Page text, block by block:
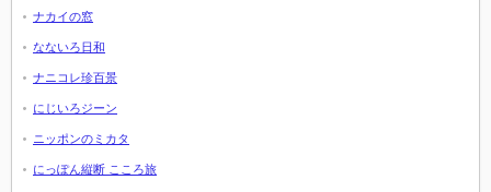
ナカイの窓
なないろ日和
ナニコレ珍百景
にじいろジーン
ニッポンのミカタ
にっぽん縦断 こころ旅